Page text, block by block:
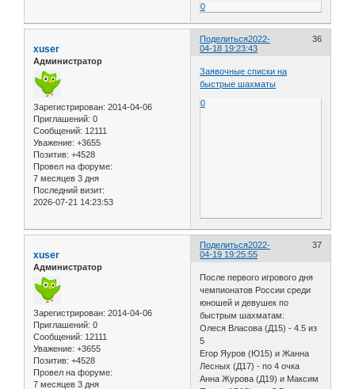
0
Поделиться 36
2022-
04-18 19:23:43
xuser
Администратор
Зарегистрирован: 2014-04-06
Приглашений: 0
Сообщений: 12111
Уважение: +3655
Позитив: +4528
Провел на форуме:
7 месяцев 3 дня
Последний визит:
2026-07-21 14:23:53
Заявочные списки на
быстрые шахматы
0
Поделиться 37
2022-
04-19 19:25:55
xuser
Администратор
Зарегистрирован: 2014-04-06
Приглашений: 0
Сообщений: 12111
Уважение: +3655
Позитив: +4528
Провел на форуме:
7 месяцев 3 дня
После первого игрового дня
чемпионатов России среди
юношей и девушек по
быстрым шахматам:
Олеся Власова (Д15) - 4.5 из
5
Егор Яуров (Ю15) и Жанна
Лесных (Д17) - по 4 очка
Анна Журова (Д19) и Максим